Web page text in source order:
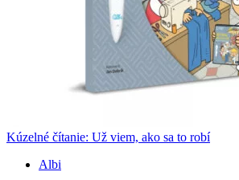
Kúzelné čítanie: Už viem, ako sa to robí
Albi